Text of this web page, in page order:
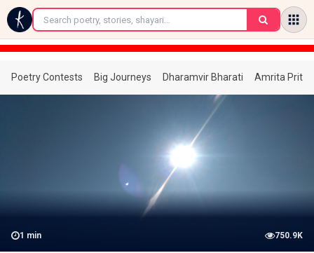
←
Poetry Contests Big Journeys Dharamvir Bharati Amrita
1 min 750.9K